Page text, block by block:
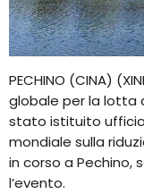
PECHINO (CINA)
globale per la lotta
stato istituito
mondiale sulla
in corso a Pechino,
l’evento.